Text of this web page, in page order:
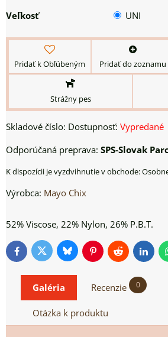
Veľkosť UNI
Pridať k Obľúbeným Pridať do zoznamu
Strážny pes
Skladové číslo: Dostupnosť: Vypredané
SPS-Slovak
Výrobca: Mayo Chix
52% Viscose, 22% Nylon, 26% P.B.T.
FacebookTwitterBlueskyPinterestReddit
Galéria Recenzie 0
Otázka k produktu